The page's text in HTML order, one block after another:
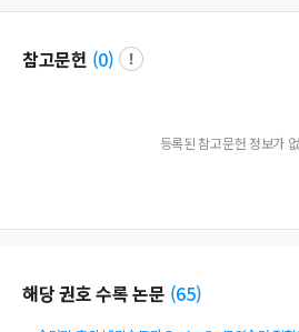
참고문헌 (0)
등록된 참고문헌 정보가
해당 권호 수록 논문 (65)